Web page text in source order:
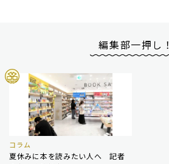
編集部一押し！
コラム
夏休みに本を読みたい人へ 記者